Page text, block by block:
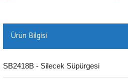
Ürün Bilgisi
SB2418B - Silecek Süpürgesi